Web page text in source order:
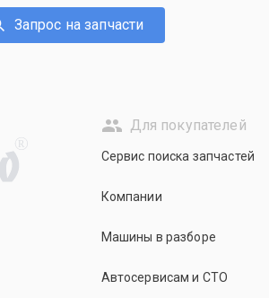
Запрос на запчасти
R
Для покупателей
Сервис поиска запчастей
Компании
Машины в разборе
Автосервисам и СТО